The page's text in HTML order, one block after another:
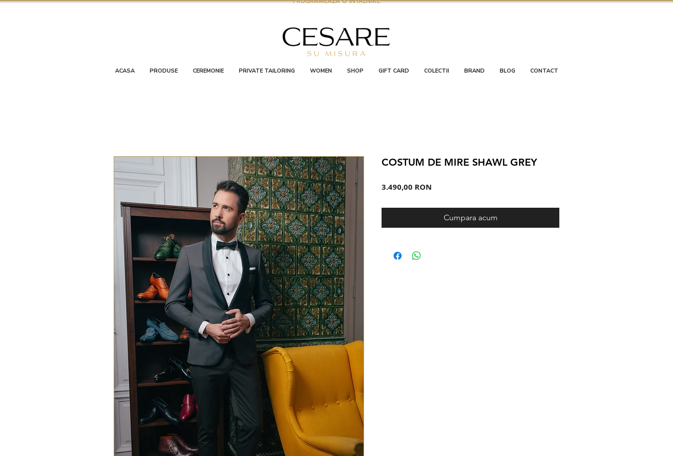
ACASA PRODUSE CEREMONIE PRIVATE TAILORING WOMEN SHOP GIFT CARD COLECTII BRAND BLOG CONTACT
COSTUM DE MIRE SHAWL GREY
3.490,00 RON
Cumpara acum